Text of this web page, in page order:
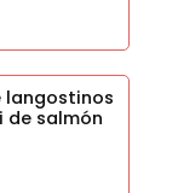
langostinos
de salmón